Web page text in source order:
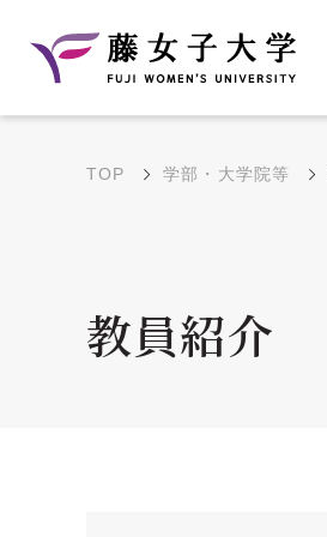
学部・学科の教育目的
大学院の教育目的
TOP 学部・大学院等
教員紹介